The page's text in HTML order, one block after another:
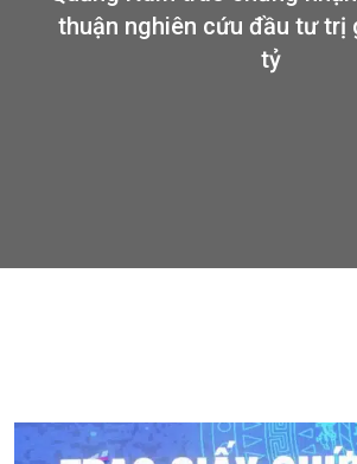
thuận nghiên cứu đầu tư trị
tỷ